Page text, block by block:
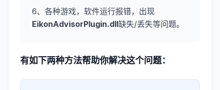
6、各种游戏，软件运行报错，出现
EikonAdvisorPlugin.dll缺失/丢失等问题。
有如下两种方法帮助你解决这个问题：